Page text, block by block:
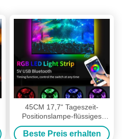
45CM 17,7“ Tageszeit-
Positionslampe-flüssiges
Stangen-Silikon DRL Weiß-
Amber Flexibles LED
Beste Preis erhalten